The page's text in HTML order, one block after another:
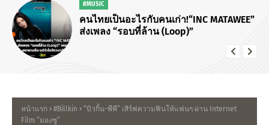
#MUSIC
คนไทยเป็นอะไรกับคนเก่า!“INC MATAWEE”
ส่งเพลง “รอบที่ล้าน (Loop)”
หน้าแรก #Billkin
“บิวกิ้น-พีพี” เสิร์ฟความฟินให้แฟนๆ ผ่าน Internet
Film “มองชู”